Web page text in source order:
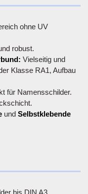
ohne UV
robust.
Vielseitig und
Klasse RA1, Aufbau
für Namensschilder.
und Selbstklebende
bis DIN A3